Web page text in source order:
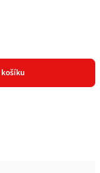
košíku